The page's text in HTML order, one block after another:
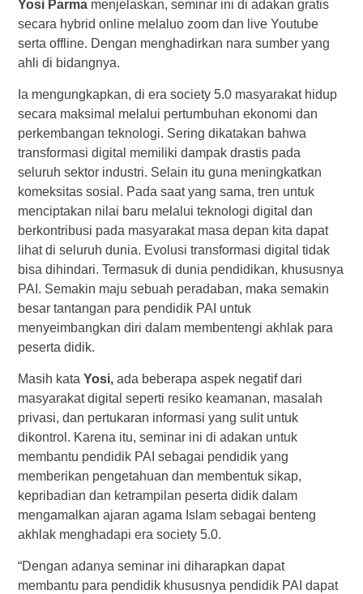
Yosi Parmamenjelaskan, seminar ini di adakan gratis
secara hybrid online melaluo zoom dan live Youtube
serta offline. Dengan menghadirkan nara sumber yang
ahli di bidangnya.
Ia mengungkapkan, di era society 5.0 masyarakat hidup
secara maksimal melalui pertumbuhan ekonomi dan
perkembangan teknologi. Sering dikatakan bahwa
transformasi digital memiliki dampak drastis pada
seluruh sektor industri. Selain itu guna meningkatkan
komeksitas sosial. Pada saat yang sama, tren untuk
menciptakan nilai baru melalui teknologi digital dan
berkontribusi pada masyarakat masa depan kita dapat
lihat di seluruh dunia. Evolusi transformasi digital tidak
bisa dihindari. Termasuk di dunia pendidikan, khususnya
PAI. Semakin maju sebuah peradaban, maka semakin
besar tantangan para pendidik PAI untuk
menyeimbangkan diri dalam membentengi akhlak para
peserta didik.
Masih kata Yosi,ada beberapa aspek negatif dari
masyarakat digital seperti resiko keamanan, masalah
privasi, dan pertukaran informasi yang sulit untuk
dikontrol. Karena itu, seminar ini di adakan untuk
membantu pendidik PAI sebagai pendidik yang
memberikan pengetahuan dan membentuk sikap,
kepribadian dan ketrampilan peserta didik dalam
mengamalkan ajaran agama Islam sebagai benteng
akhlak menghadapi era society 5.0.
“Dengan adanya seminar ini diharapkan dapat
membantu para pendidik khususnya pendidik PAI dapat